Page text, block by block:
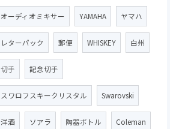
オーディオミキサー YAMAHA ヤマハ
レターパック 郵便 WHISKEY 白州
切手 記念切手
スワロフスキークリスタル Swarovski
洋酒 ソアラ 陶器ボトル Coleman